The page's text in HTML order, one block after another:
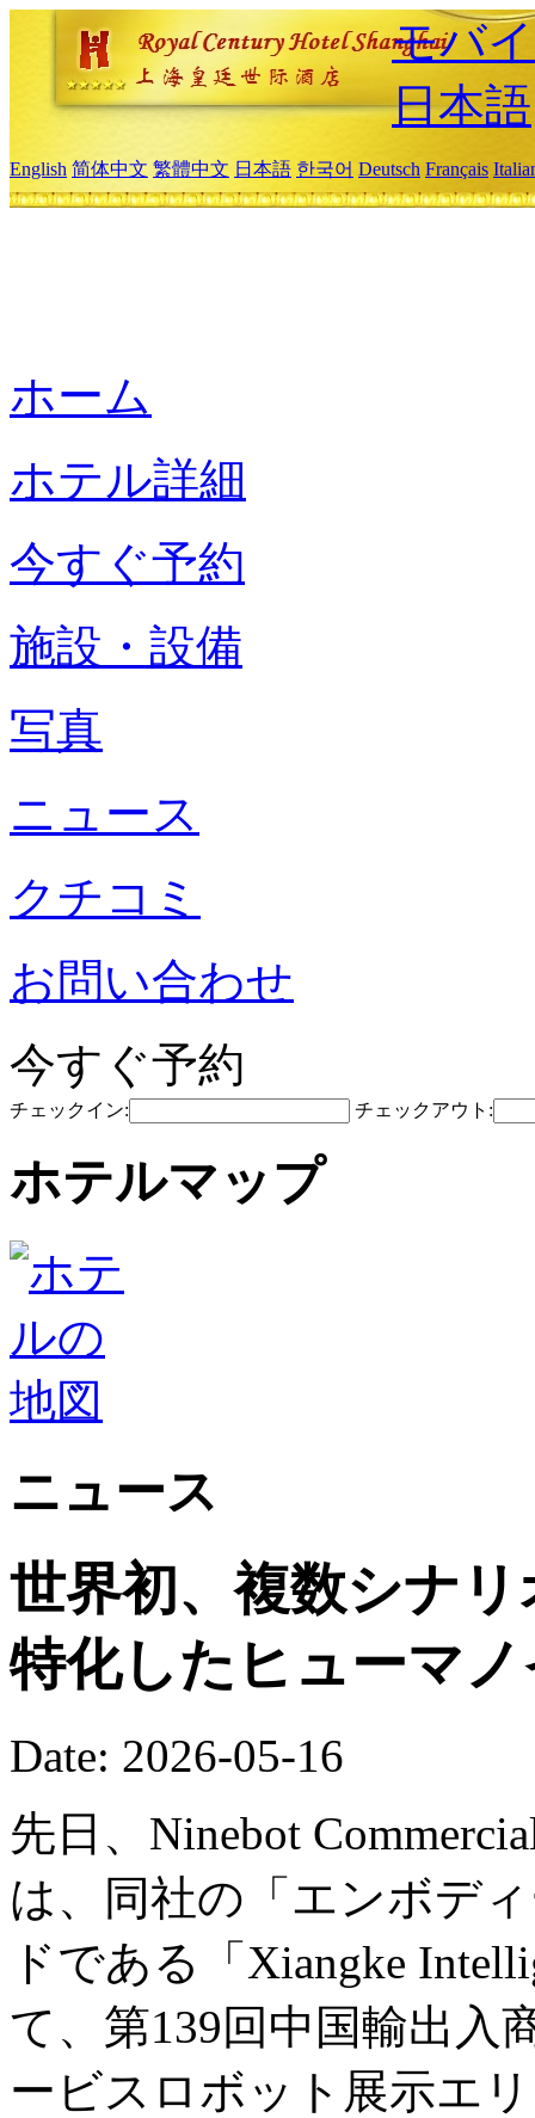
モバ
日本語
English 简体中文 繁體中文 日本語 한국어 Deutsch Français
ホーム
ホテル詳細
今すぐ予約
施設・設備
写真
ニュース
クチコミ
お問い合わせ
今すぐ予約
チェックイン: チェックアウト:
ホテルマップ
ニュース
世界初、複数シナ
特化したヒューマ
Date: 2026-05-16
先日、Ninebot
は、同社の「エンボデ
ドである「Xiangke
て、第139回中国輸出入
ービスロボット展示エ